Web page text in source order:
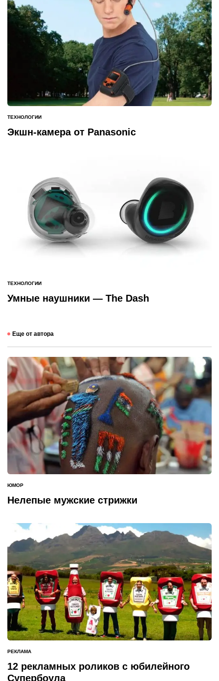
ОПУБЛИКОВАНО
В
ТЕХНОЛОГИИ
Экшн-камера от Panasonic
ОПУБЛИКОВАНО
В
ТЕХНОЛОГИИ
Умные наушники — The Dash
Еще от автора
ОПУБЛИКОВАНО
В
ЮМОР
Нелепые мужские стрижки
ОПУБЛИКОВАНО
В
РЕКЛАМА
12 рекламных роликов с юбилейного
Супербоула